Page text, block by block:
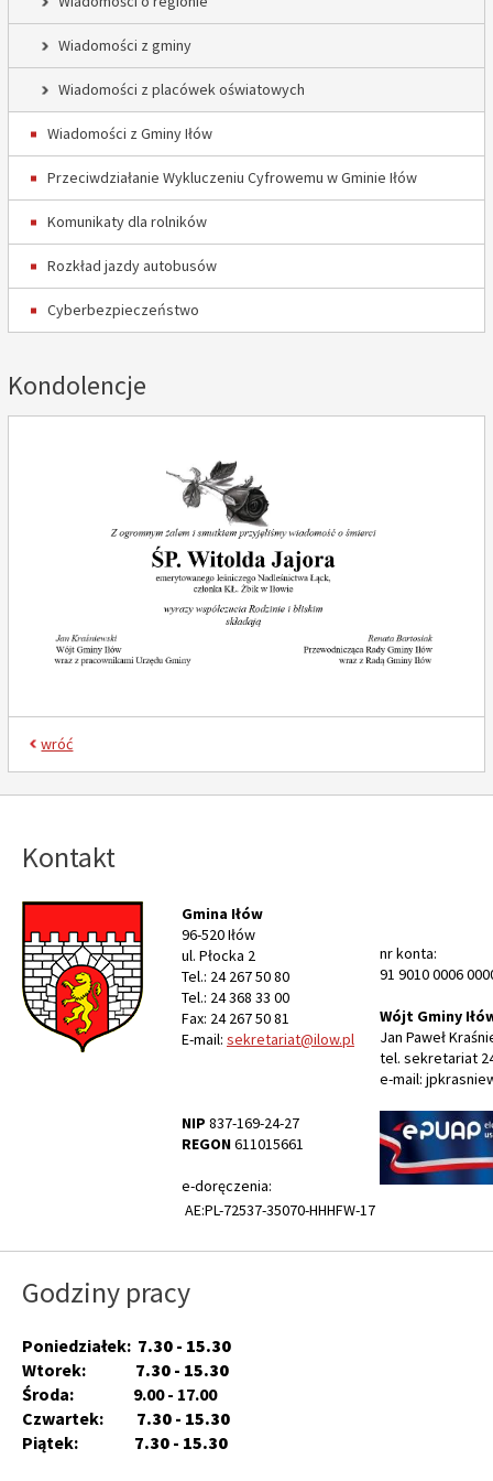
Wiadomości z gminy
Wiadomości z placówek oświatowych
Wiadomości z Gminy Iłów
Przeciwdziałanie Wykluczeniu Cyfrowemu w Gminie Iłów
Komunikaty dla rolników
Rozkład jazdy autobusów
Cyberbezpieczeństwo
Kondolencje
wróć
Kontakt
Gmina Iłów
96-520 Iłów
ul. Płocka 2
Tel.: 24 267 50 80
Tel.: 24 368 33 00
Fax: 24 267 50 81
E-mail: sekretariat@ilow.pl
NIP 837-169-24-27
REGON611015661
e-doręczenia:
AE:PL-72537-35070-HHHFW-17
nr konta:
91 9010 0006
Wójt Gminy
Jan Paweł
tel. sekretariat
e-mail:
Godziny pracy
Poniedziałek: 7.30 - 15.30
Wtorek: 7.30 - 15.30
Środa: 9.00 - 17.00
Czwartek: 7.30 - 15.30
Piątek: 7.30 - 15.30